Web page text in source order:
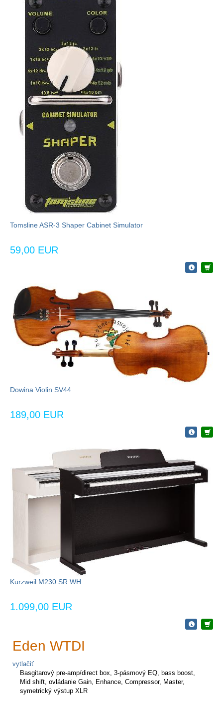
Tomsline ASR-3 Shaper Cabinet Simulator
59,00 EUR
Dowina Violin SV44
189,00 EUR
Kurzweil M230 SR WH
1.099,00 EUR
Eden WTDI
vytlačiť
Basgitarový pre-amp/direct box, 3-pásmový EQ, bass boost,
Mid shift, ovládanie Gain, Enhance, Compressor, Master,
symetrický výstup XLR